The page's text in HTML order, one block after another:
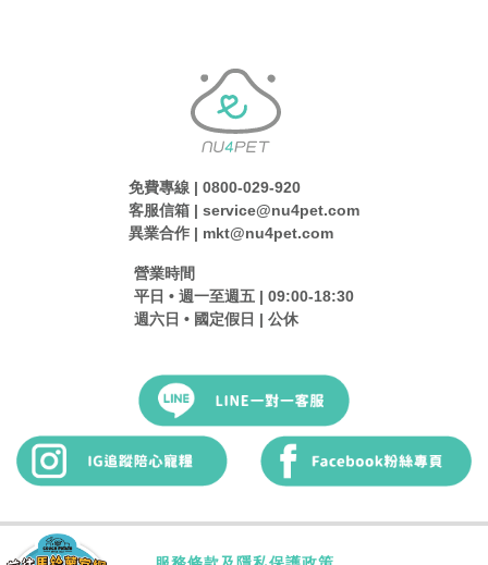
免費專線 | 0800-029-920
客服信箱 | service@nu4pet.com
異業合作 | mkt@nu4pet.com
營業時間
平日 • 週一至週五 | 09:00-18:30
週六日 • 國定假日 | 公休